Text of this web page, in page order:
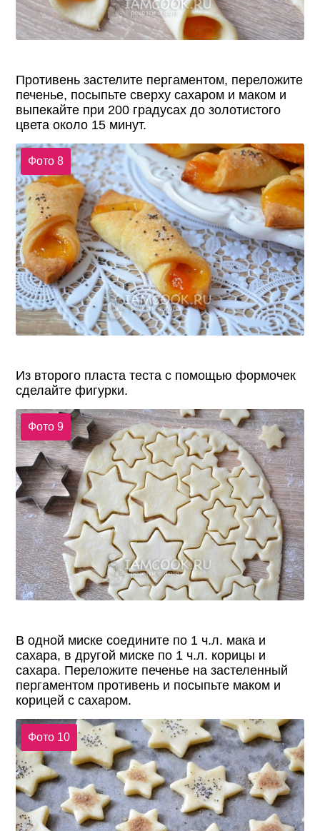
Противень застелите пергаментом, переложите
печенье, посыпьте сверху сахаром и маком и
выпекайте при 200 градусах до золотистого
цвета около 15 минут.
Фото 8
Из второго пласта теста с помощью формочек
сделайте фигурки.
Фото 9
В одной миске соедините по 1 ч.л. мака и
сахара, в другой миске по 1 ч.л. корицы и
сахара. Переложите печенье на застеленный
пергаментом противень и посыпьте маком и
корицей с сахаром.
Фото 10